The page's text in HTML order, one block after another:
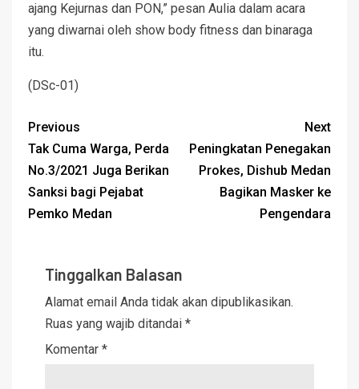
ajang Kejurnas dan PON,” pesan Aulia dalam acara
yang diwarnai oleh show body fitness dan binaraga
itu.
(DSc-01)
Previous
Tak Cuma Warga, Perda
No.3/2021 Juga Berikan
Sanksi bagi Pejabat
Pemko Medan
Next
Peningkatan Penegakan
Prokes, Dishub Medan
Bagikan Masker ke
Pengendara
Tinggalkan Balasan
Alamat email Anda tidak akan dipublikasikan.
Ruas yang wajib ditandai *
Komentar *